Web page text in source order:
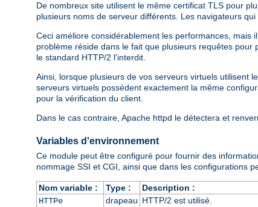
De nombreux site utilisent le même certificat TLS pour
plusieurs noms de serveur différents. Les navigateurs
Ceci améliore considérablement les performances,
problème réside dans le fait que plusieurs requêtes
le standard HTTP/2 l'interdit.
Ainsi, lorsque plusieurs de vos serveurs virtuels utilisent
serveurs virtuels possèdent exactement la même
pour la vérification du client.
Dans le cas contraire, Apache httpd le détectera et
Variables d'environnement
Ce module peut être configuré pour fournir des
nommage SSI et CGI, ainsi que dans les configurations
Nom variable : Type :
Description :
HTTPe
drapeau HTTP/2 est utilisé.